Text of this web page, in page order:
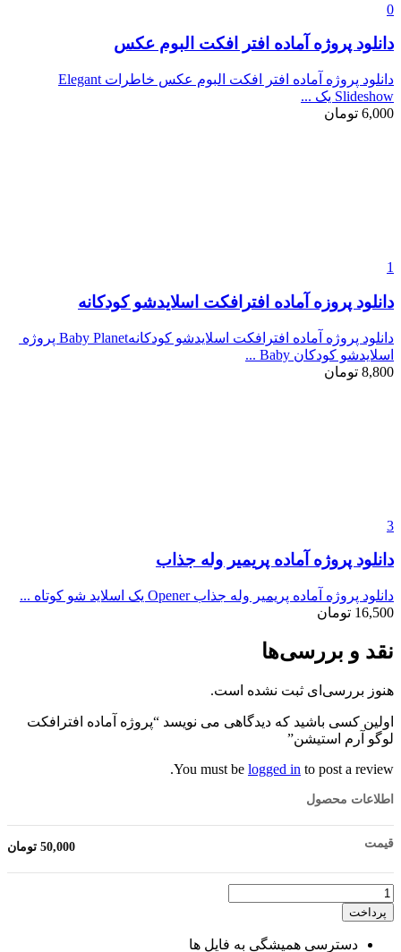
0
دانلود پروژه آماده افتر افکت البوم عکس
دانلود پروژه آماده افتر افکت البوم عکس خاطرات Elegant
Slideshow یک ...
6,000 تومان
1
دانلود پروزه آماده افترافکت اسلایدشو کودکانه
دانلود پروژه آماده افترافکت اسلایدشو کودکانهBaby Planet پروژه
اسلایدشو کودکان Baby ...
8,800 تومان
3
دانلود پروژه آماده پریمیر وله جذاب
دانلود پروژه آماده پریمیر وله جذاب Opener یک اسلاید شو کوتاه ...
16,500 تومان
نقد و بررسی‌ها
هنوز بررسی‌ای ثبت نشده است.
اولین کسی باشید که دیدگاهی می نویسد “پروژه آماده افترافکت
لوگو آرم استیشن”
You must be logged in to post a review.
اطلاعات محصول
قیمت 50,000 تومان
تعداد
پرداخت
دسترسی همیشگی به فایل ها